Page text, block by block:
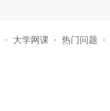
· 大学网课 · 热门问题 ·